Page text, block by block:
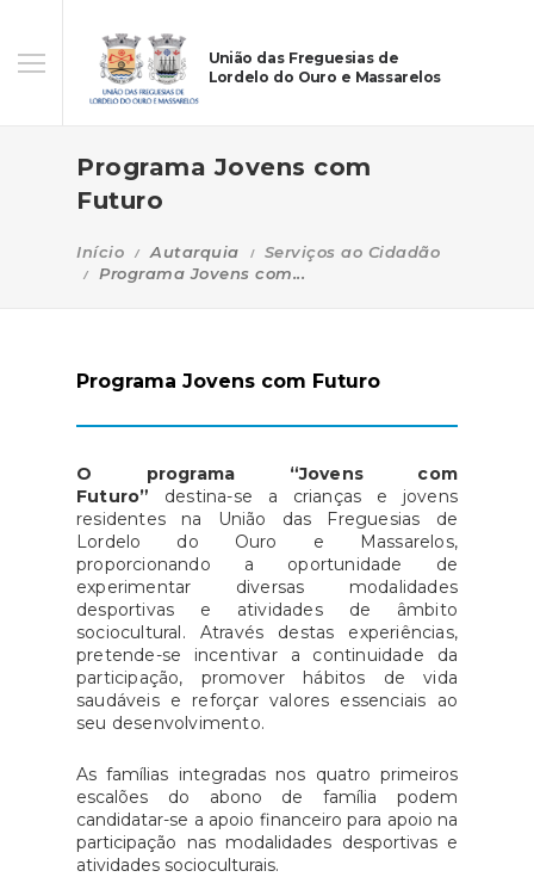
União das Freguesias de
Lordelo do Ouro e Massarelos
Programa Jovens com
Futuro
Início Autarquia
Serviços ao Cidadão
Programa Jovens com...
Programa Jovens com Futuro
O programa “Jovens com
Futuro” destina-se a crianças e jovens
residentes na União das Freguesias de
Lordelo do Ouro e Massarelos,
proporcionando a oportunidade de
experimentar diversas modalidades
desportivas e atividades de âmbito
sociocultural. Através destas experiências,
pretende-se incentivar a continuidade da
participação, promover hábitos de vida
saudáveis e reforçar valores essenciais ao
seu desenvolvimento.
As famílias integradas nos quatro primeiros
escalões do abono de família podem
candidatar-se a apoio financeiro para apoio na
participação nas modalidades desportivas e
atividades socioculturais.